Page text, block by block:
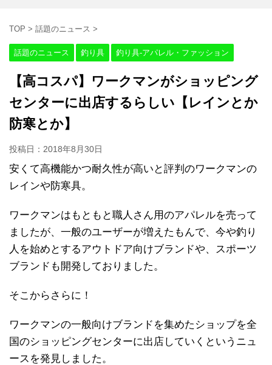
TOP > 話題のニュース >
話題のニュース 釣り具 釣り具-アパレル・ファッション
【高コスパ】ワークマンがショッピング
センターに出店するらしい【レインとか
防寒とか】
投稿日： 2018年8月30日
安くて高機能かつ耐久性が高いと評判のワークマンの
レインや防寒具。
ワークマンはもともと職人さん用のアパレルを売って
ましたが、一般のユーザーが増えたもんで、今や釣り
人を始めとするアウトドア向けブランドや、スポーツ
ブランドも開発しておりました。
そこからさらに！
ワークマンの一般向けブランドを集めたショップを全
国のショッピングセンターに出店していくというニュ
ースを発見しました。